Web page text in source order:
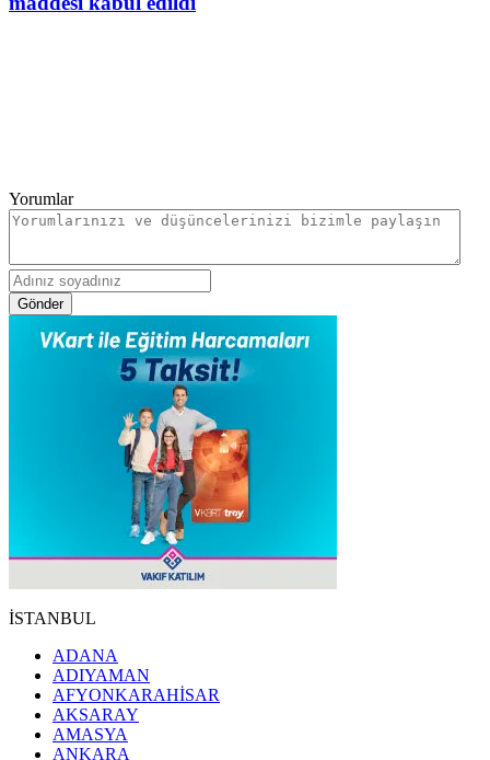
Yorumlar
Gönder
İSTANBUL
ADANA
ADIYAMAN
AFYONKARAHİSAR
AKSARAY
AMASYA
ANKARA